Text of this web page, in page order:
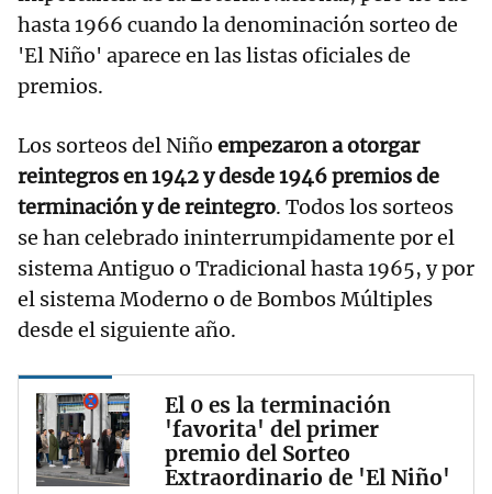
hasta 1966 cuando la denominación sorteo de
'El Niño' aparece en las listas oficiales de
premios.
Los sorteos del Niño empezaron a otorgar
reintegros en 1942 y desde 1946 premios de
terminación y de reintegro. Todos los sorteos
se han celebrado ininterrumpidamente por el
sistema Antiguo o Tradicional hasta 1965, y por
el sistema Moderno o de Bombos Múltiples
desde el siguiente año.
El 0 es la terminación
'favorita' del primer
premio del Sorteo
Extraordinario de 'El Niño'